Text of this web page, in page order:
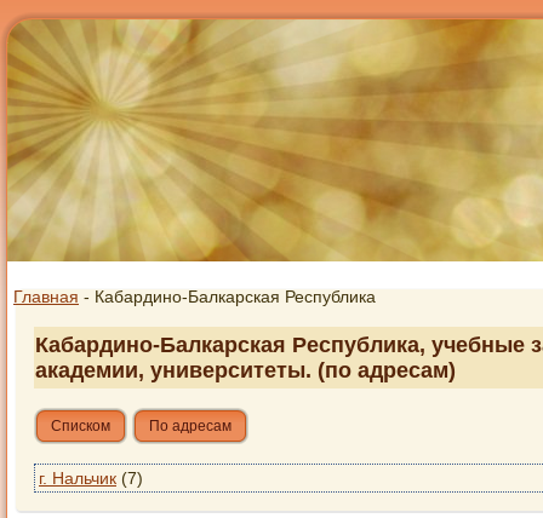
Главная - Кабардино-Балкарская Республика
Кабардино-Балкарская Республика,
академии, университеты. (по адресам)
Списком По адресам
г. Нальчик (7)